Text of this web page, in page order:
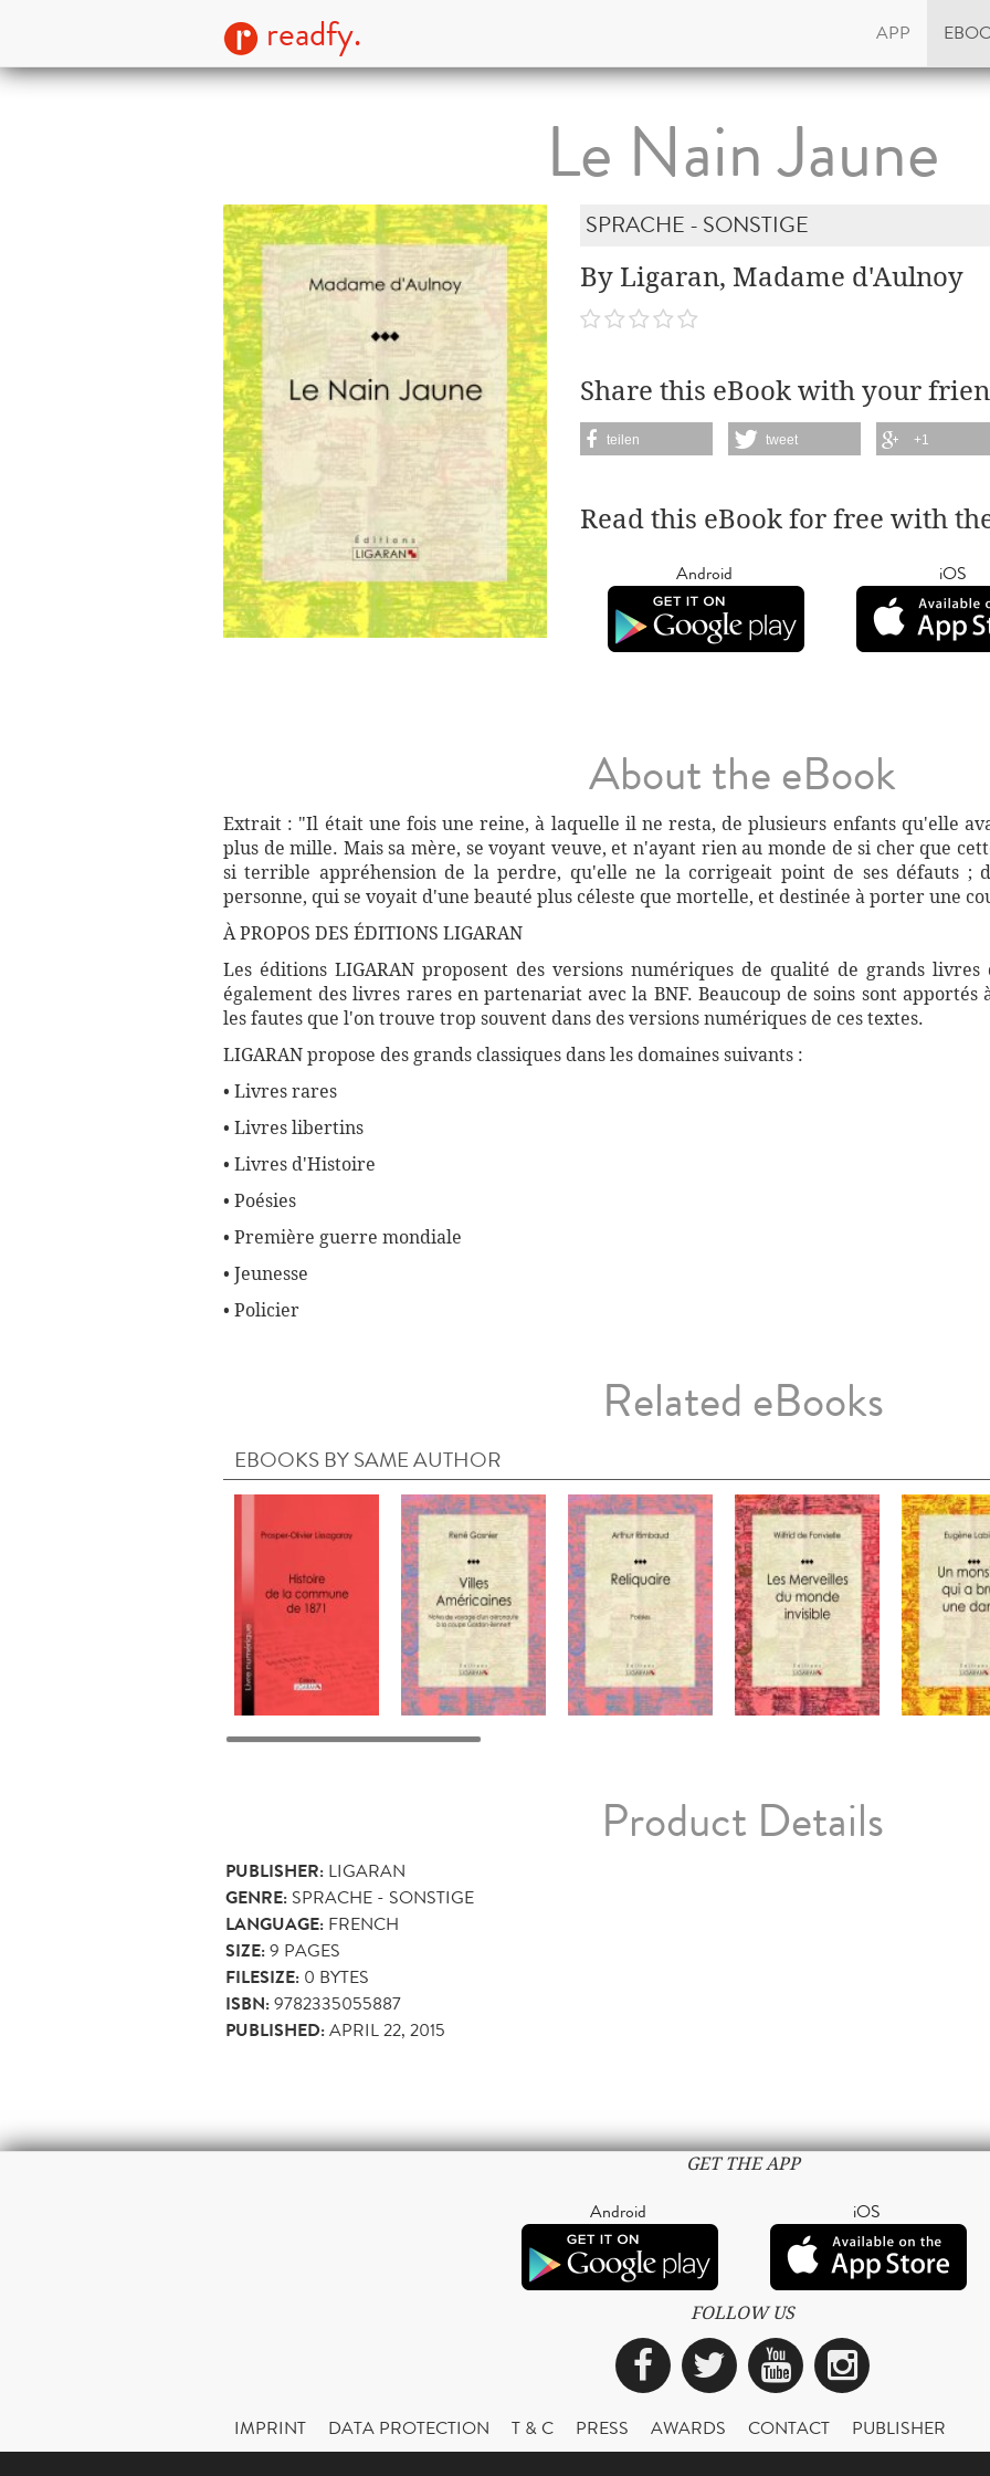
readfy. APP
Le Nain Jaune
SPRACHE - SONSTIGE
By Ligaran, Madame d'Aulnoy
Share this eBook with your
teilen tweet +1
Read this eBook for free with
Android iOS
About the eBook
Extrait : "Il était une fois une reine, à laquelle il ne resta, de plusieurs enfants qu'elle
plus de mille. Mais sa mère, se voyant veuve, et n'ayant rien au monde de si cher que
si terrible appréhension de la perdre, qu'elle ne la corrigeait point de ses défauts ;
personne, qui se voyait d'une beauté plus céleste que mortelle, et destinée à porter une
À PROPOS DES ÉDITIONS LIGARAN
Les éditions LIGARAN proposent des versions numériques de qualité de grands
également des livres rares en partenariat avec la BNF. Beaucoup de soins sont
les fautes que l'on trouve trop souvent dans des versions numériques de ces textes.
LIGARAN propose des grands classiques dans les domaines suivants :
• Livres rares
• Livres libertins
• Livres d'Histoire
• Poésies
• Première guerre mondiale
• Jeunesse
• Policier
Related eBooks
EBOOKS BY SAME AUTHOR
Product Details
PUBLISHER: LIGARAN
GENRE: SPRACHE - SONSTIGE
LANGUAGE: FRENCH
SIZE:9 PAGES
FILESIZE: 0 BYTES
ISBN:9782335055887
PUBLISHED:APRIL 22, 2015
GET THE APP
Android iOS
FOLLOW US
Facebook
TwitterYouTubeInstagram
IMPRINT DATA PROTECTION T & C PRESS AWARDS CONTACT PUBLISHER